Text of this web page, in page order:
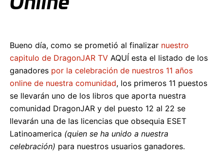
Bueno día, como se prometió al finalizar nuestro
capitulo de DragonJAR TV AQUÍ esta el listado de los
ganadores por la celebración de nuestros 11 años
online de nuestra comunidad, los primeros 11 puestos
se llevarán uno de los libros que aporta nuestra
comunidad DragonJAR y del puesto 12 al 22 se
llevarán una de las licencias que obsequia ESET
Latinoamerica (quien se ha unido a nuestra
celebración) para nuestros usuarios ganadores.